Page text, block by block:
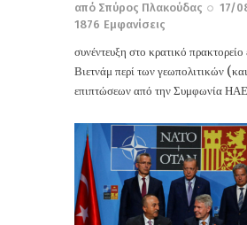
από Σπύρος Πλακούδας
17/
1876 Εμφανίσεις
συνέντευξη στο κρατικό
Βιετνάμ περί των γεωπολιτικών
επιπτώσεων από την Συμφωνία